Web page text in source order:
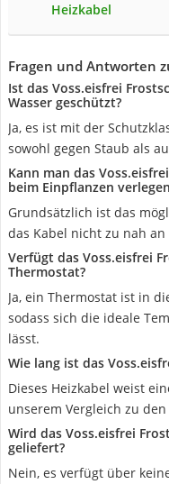
Heizkabel
Fragen und Antworten
Ist das Voss.eisfrei
Wasser geschützt?
Ja, es ist mit der
sowohl gegen Staub als
Kann man das
beim Einpflanzen
Grundsätzlich ist das
das Kabel nicht zu nah
Verfügt das Voss.eisfrei
Thermostat?
Ja, ein Thermostat ist in
sodass sich die ideale
lässt.
Wie lang ist das
Dieses Heizkabel weist
unserem Vergleich zu
Wird das Voss.eisfrei
geliefert?
Nein, es verfügt über